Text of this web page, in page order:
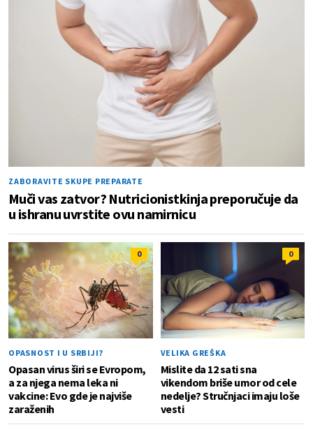
ZABORAVITE SKUPE PREPARATE
Muči vas zatvor? Nutricionistkinja preporučuje da
u ishranu uvrstite ovu namirnicu
0
OPASNOST I U SRBIJI?
Opasan virus širi se Evropom,
a za njega nema leka ni
vakcine: Evo gde je najviše
zaraženih
0
VELIKA GREŠKA
Mislite da 12 sati sna
vikendom briše umor od cele
nedelje? Stručnjaci imaju loše
vesti